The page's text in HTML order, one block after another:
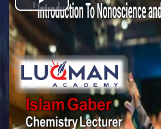
Play
Video